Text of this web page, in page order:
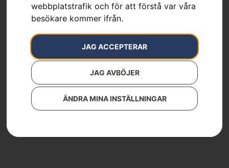
webbplatstrafik och för att förstå var våra
besökare kommer ifrån.
JAG ACCEPTERAR
JAG AVBÖJER
ÄNDRA MINA INSTÄLLNINGAR